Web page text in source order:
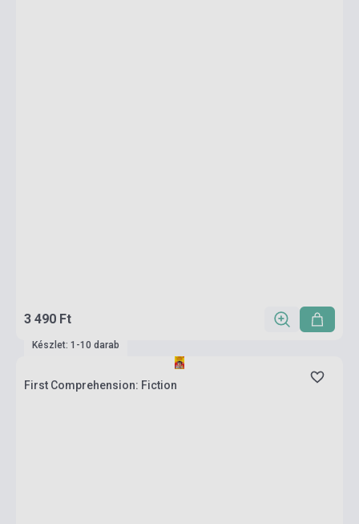
3 490 Ft
Készlet: 1-10 darab
First Comprehension: Fiction